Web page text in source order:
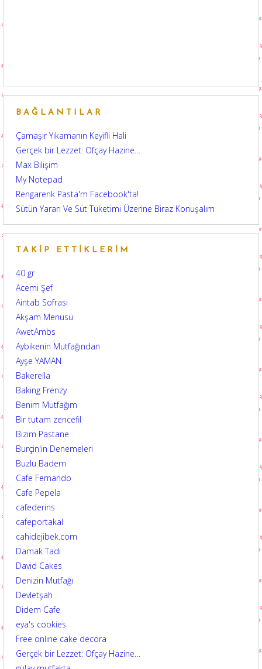
BAĞLANTILAR
Çamaşır Yıkamanın Keyifli Hali
Gerçek bir Lezzet: Ofçay Hazine…
Max Bilişim
My Notepad
Rengarenk Pasta'm Facebook'ta!
Sütün Yararı Ve Süt Tüketimi Üzerine Biraz Konuşalım
TAKIP ETTIKLERIM
40 gr
Acemi Şef
Aintab Sofrası
Akşam Menüsü
AwetAmbs
Aybikenin Mutfağından
Ayşe YAMAN
Bakerella
Baking Frenzy
Benim Mutfağım
Bir tutam zencefil
Bizim Pastane
Burçin'in Denemeleri
Buzlu Badem
Cafe Fernando
Cafe Pepela
cafederins
cafeportakal
cahidejibek.com
Damak Tadı
David Cakes
Denizin Mutfağı
Devletşah
Didem Cafe
eya's cookies
Free online cake decora
Gerçek bir Lezzet: Ofçay Hazine…